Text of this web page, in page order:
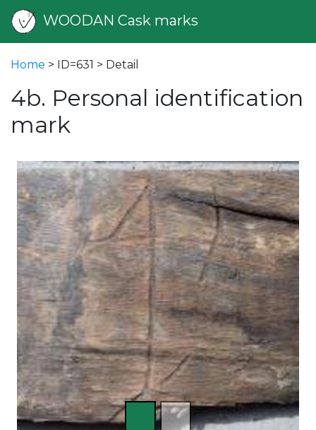
WOODAN Cask marks
Home > ID=631 > Detail
4b. Personal identification
mark